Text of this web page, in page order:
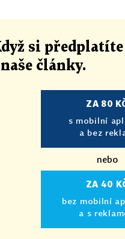
si předplatíte
články.
ZA 80
s mobilní
a bez
nebo
ZA 40
bez mobilní
a s